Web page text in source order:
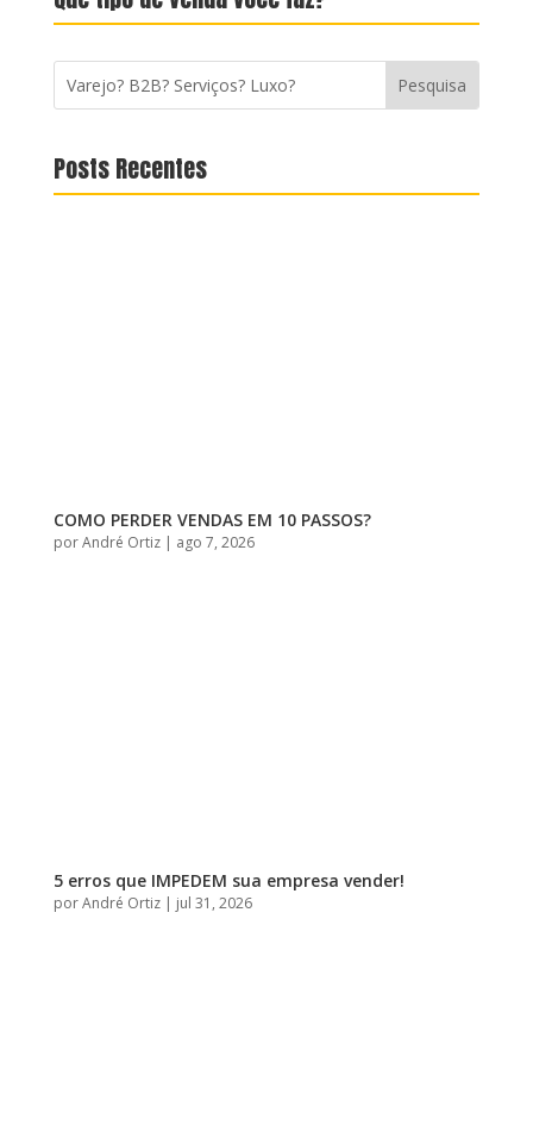
Posts Recentes
COMO PERDER VENDAS EM 10 PASSOS?
porAndré Ortiz| ago 7, 2026
5 erros que IMPEDEM sua empresa vender!
porAndré Ortiz| jul 31, 2026